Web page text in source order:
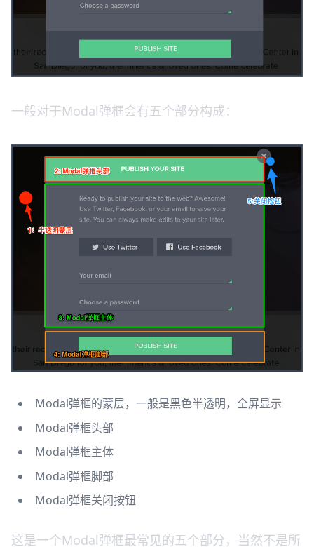
一般对于Modal弹框会有五个部分构成：
Modal弹框的蒙层，一般是黑色半透明，全屏显示
Modal弹框头部
Modal弹框主体
Modal弹框脚部
Modal弹框关闭按钮
这是一个Modal弹框最常见的五个部分，当然不是所